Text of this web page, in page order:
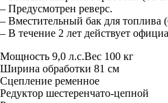
– Предусмотрен реверс.
– Вместительный бак для топлива
– В течение 2 лет действует
Мощность 9,0 л.с.Вес 100 кг
Ширина обработки 81 см
Сцепление ременное
Редуктор шестеренчато-цепной